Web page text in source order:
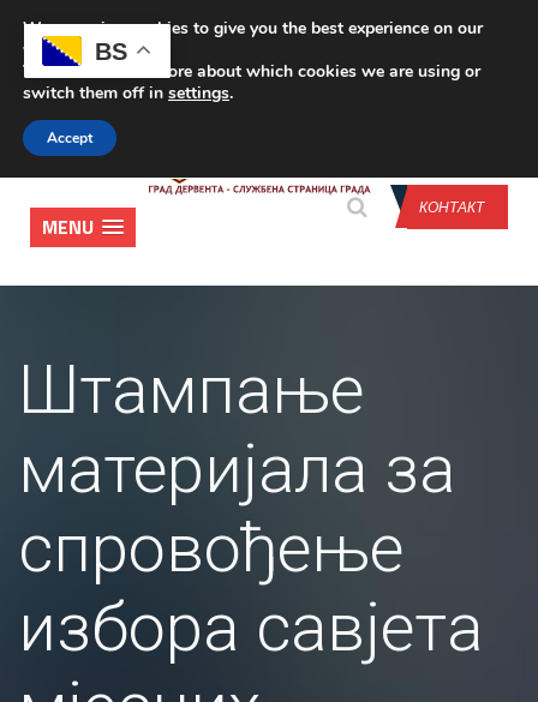
CONTACT US
КОНТАКТ
MENU
Штампање
материјала за
спровођење
избора савјета
BS
We are using cookies to give you the best experience on our
website.
You can find out more about which cookies we are using or
switch them off in settings.
Accept